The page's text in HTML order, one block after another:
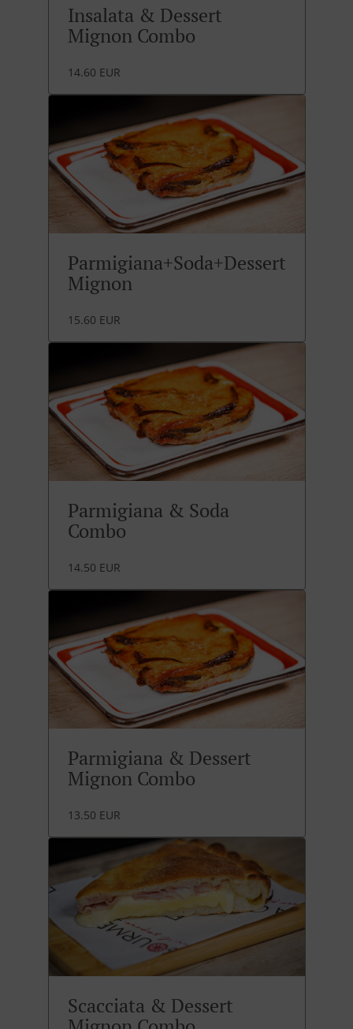
Insalata & Dessert
Mignon Combo
14.60 EUR
Parmigiana+Soda+Dessert
Mignon
15.60 EUR
Parmigiana & Soda
Combo
14.50 EUR
Parmigiana & Dessert
Mignon Combo
13.50 EUR
Scacciata & Dessert